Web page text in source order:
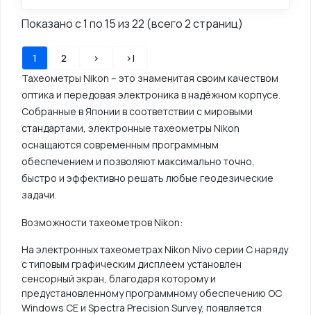
Показано с 1 по 15 из 22 (всего 2 страниц)
1 2 >
>|
Тахеометры Nikon – это знаменитая своим качеством
оптика и передовая электроника в надёжном корпусе.
Собранные в Японии в соответствии с мировыми
стандартами, электронные тахеометры Nikon
оснащаются современным программным
обеспечением и позволяют максимально точно,
быстро и эффективно решать любые геодезические
задачи.
Возможности тахеометров Nikon:
На электронных тахеометрах Nikon Nivo серии С наряду
с типовым графическим дисплеем установлен
сенсорный экран, благодаря которому и
предустановленному программному обеспечению ОС
Windows CE и Spectra Precision Survey, появляется